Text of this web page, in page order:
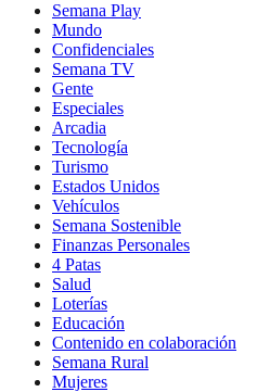
Semana Play
Mundo
Confidenciales
Semana TV
Gente
Especiales
Arcadia
Tecnología
Turismo
Estados Unidos
Vehículos
Semana Sostenible
Finanzas Personales
4 Patas
Salud
Loterías
Educación
Contenido en colaboración
Semana Rural
Mujeres